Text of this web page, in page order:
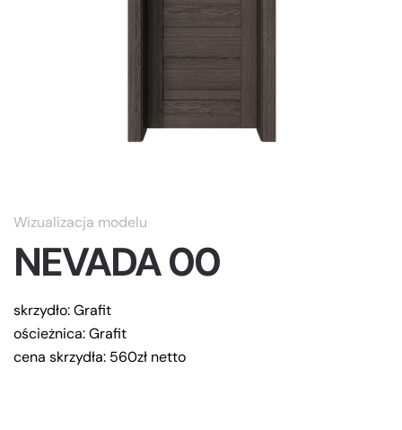
Wizualizacja modelu
NEVADA 00
skrzydło: Grafit
ościeżnica: Grafit
cena skrzydła: 560zł netto